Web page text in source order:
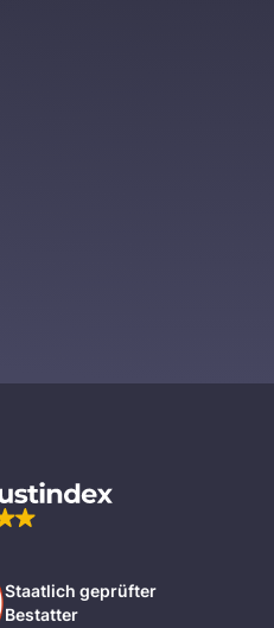
Staatlich geprüfter
Bestatter